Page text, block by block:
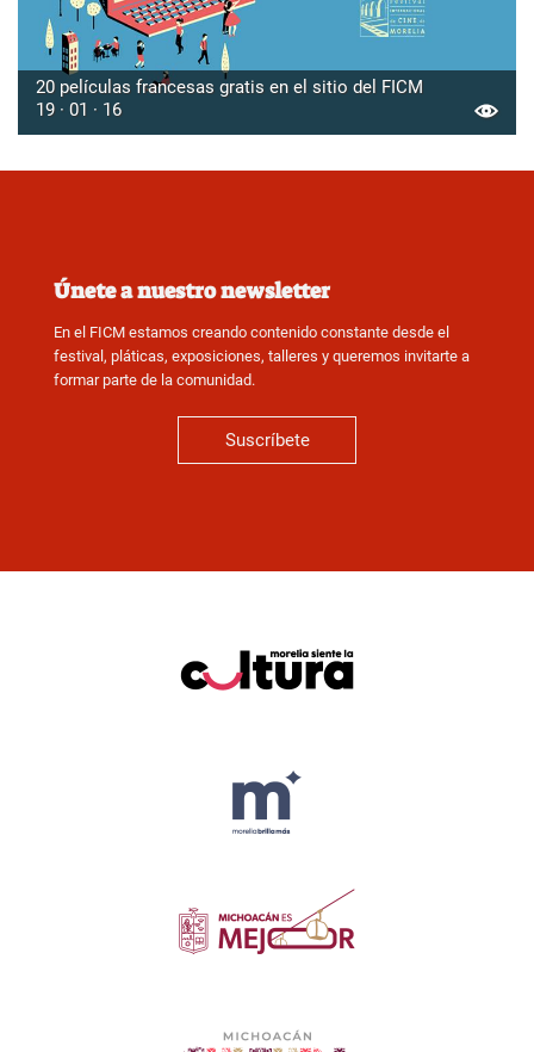
20 películas francesas gratis en el sitio del FICM
19 · 01 · 16
Únete a nuestro newsletter
En el FICM estamos creando contenido constante desde el
festival, pláticas, exposiciones, talleres y queremos invitarte a
formar parte de la comunidad.
Suscríbete